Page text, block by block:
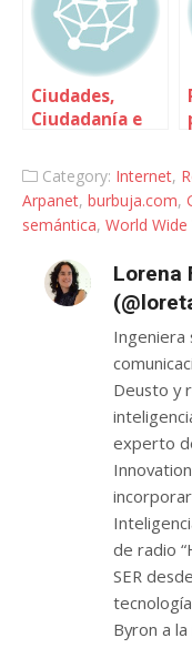
Ciudades,
Ciudadanía e
Category: Internet,
Arpanet, burbuja.com,
semántica, World Wide
Lorena
Ingeniera
Deusto y
experto
de radio
SER
Byron a